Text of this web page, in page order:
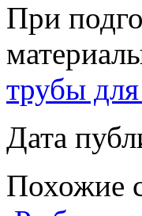
При
трубы
Дата
Похожие